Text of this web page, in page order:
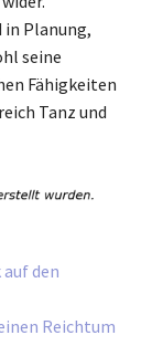
Planung,
seine
Fähigkeiten
Tanz und
den
Reichtum